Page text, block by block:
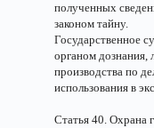
полученных
законом тайну.
Государственное
органом дознания,
производства по
использования в
Статья 40. Охрана